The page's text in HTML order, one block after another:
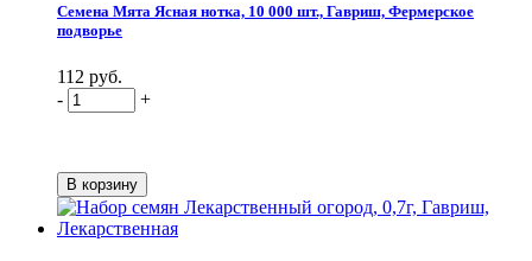
Семена Мята Ясная нотка, 10 000 шт., Гавриш, Фермерское
подворье
112 руб.
-
+